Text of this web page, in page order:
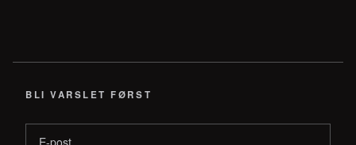
BLI VARSLET FØRST
E-post